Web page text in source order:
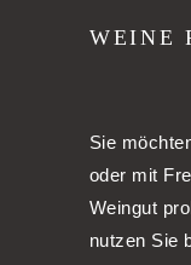
WEINE
Sie
oder mit
Weingut
nutzen Sie